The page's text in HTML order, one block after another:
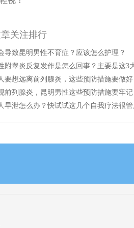
关注排行
导致昆明男性不育症？应该怎么护理？
附睾炎反复发作是怎么回事？主要是这3
要想远离前列腺炎，这些预防措施要做好
前列腺炎，昆明男性这些预防措施要牢记
早泄怎么办？快试试这几个自我疗法很管